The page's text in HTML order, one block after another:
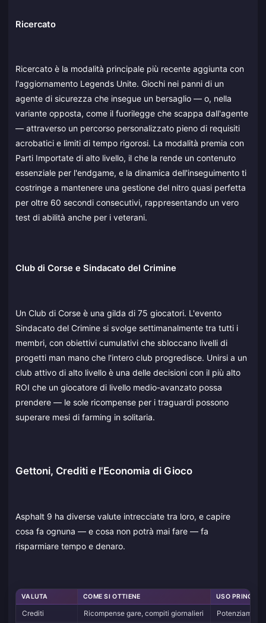
Ricercato
Ricercato è la modalità principale più recente aggiunta con
l'aggiornamento Legends Unite. Giochi nei panni di un
agente di sicurezza che insegue un bersaglio — o, nella
variante opposta, come il fuorilegge che scappa dall'agente
— attraverso un percorso personalizzato pieno di requisiti
acrobatici e limiti di tempo rigorosi. La modalità premia con
Parti Importate di alto livello, il che la rende un contenuto
essenziale per l'endgame, e la dinamica dell'inseguimento ti
costringe a mantenere una gestione del nitro quasi perfetta
per oltre 60 secondi consecutivi, rappresentando un vero
test di abilità anche per i veterani.
Club di Corse e Sindacato del Crimine
Un Club di Corse è una gilda di 75 giocatori. L'evento
Sindacato del Crimine si svolge settimanalmente tra tutti i
membri, con obiettivi cumulativi che sbloccano livelli di
progetti man mano che l'intero club progredisce. Unirsi a un
club attivo di alto livello è una delle decisioni con il più alto
ROI che un giocatore di livello medio-avanzato possa
prendere — le sole ricompense per i traguardi possono
superare mesi di farming in solitaria.
Gettoni, Crediti e l'Economia di Gioco
Asphalt 9 ha diverse valute intrecciate tra loro, e capire
cosa fa ognuna — e cosa non potrà mai fare — fa
risparmiare tempo e denaro.
VALUTA COME SI OTTIENE USO
Crediti Ricompense gare, compiti giornalieri